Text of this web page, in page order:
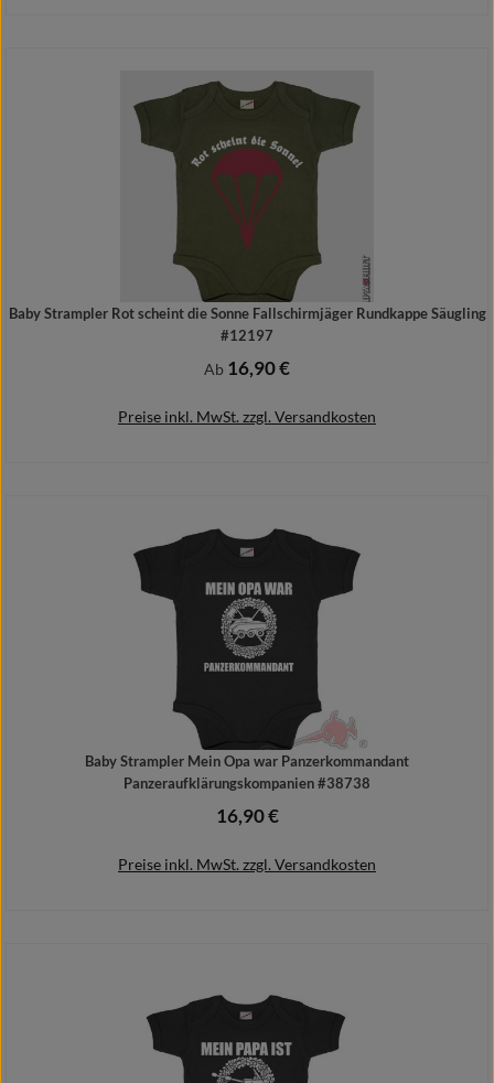
Details
Baby Strampler Rot scheint die Sonne Fallschirmjäger Rundkappe Säugling
#12197
Regulärer Preis:
Ab 16,90 €
Preise inkl. MwSt. zzgl. Versandkosten
Details
Baby Strampler Mein Opa war Panzerkommandant
Panzeraufklärungskompanien #38738
Regulärer Preis:
16,90 €
Preise inkl. MwSt. zzgl. Versandkosten